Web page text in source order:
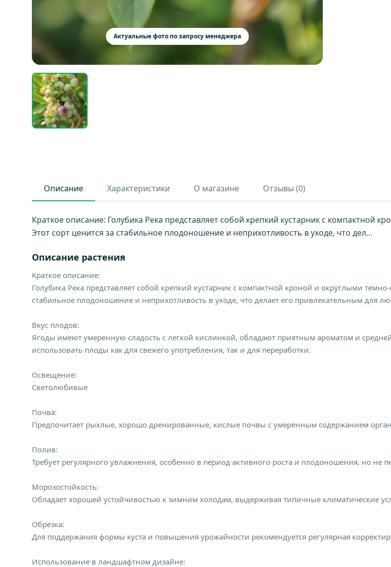
Актуальные фото по запросу менеджера
Описание Характеристики О магазине Отзывы (0)
Краткое описание: Голубика Река представляет собой крепкий кустарник с компактной
Этот сорт ценится за стабильное плодоношение и неприхотливость в уходе, что дел…
Описание растения
Краткое описание:
Голубика Река представляет собой крепкий кустарник с компактной кроной и округлыми
стабильное плодоношение и неприхотливость в уходе, что делает его привлекательным для
Вкус плодов:
Ягоды имеют умеренную сладость с легкой кислинкой, обладают приятным ароматом и
использовать плоды как для свежего употребления, так и для переработки.
Освещение:
Светолюбивые
Почва:
Предпочитает рыхлые, хорошо дренированные, кислые почвы с умеренным содержанием
Полив:
Требует регулярного увлажнения, особенно в период активного роста и плодоношения, но не
Морозостойкость:
Обладает хорошей устойчивостью к зимним холодам, выдерживая типичные климатические
Обрезка:
Для поддержания формы куста и повышения урожайности рекомендуется регулярная
Использование в ландшафтном дизайне: